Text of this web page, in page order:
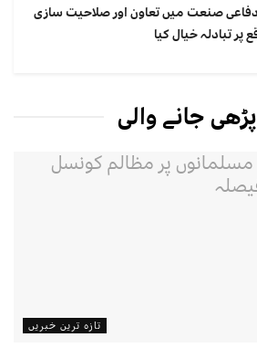
دفاعی صنعت میں تعاون اور صلاحیت سازی
تبادلہ خیال کیا
جانے والی
تازہ ترین خبریں